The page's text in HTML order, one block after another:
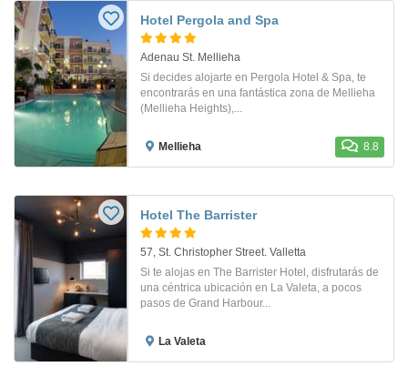
Hotel Pergola and Spa
Adenau St. Mellieha
Si decides alojarte en Pergola Hotel & Spa, te
encontrarás en una fantástica zona de Mellieha
(Mellieha Heights),...
Mellieha 8.8
Hotel The Barrister
57, St. Christopher Street. Valletta
Si te alojas en The Barrister Hotel, disfrutarás de
una céntrica ubicación en La Valeta, a pocos
pasos de Grand Harbour...
La Valeta